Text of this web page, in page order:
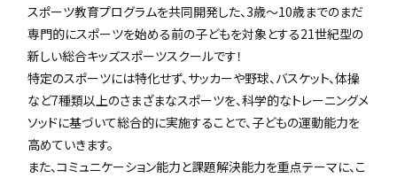
スポーツ教育プログラムを共同開発した、3歳〜10歳までのまだ
専門的にスポーツを始める前の子どもを対象とする21世紀型の
新しい総合キッズスポーツスクールです！
特定のスポーツには特化せず、サッカーや野球、バスケット、体操
など7種類以上のさまざまなスポーツを、科学的なトレーニングメ
ソッドに基づいて総合的に実施することで、子どもの運動能力を
高めていきます。
また、コミュニケーション能力と課題解決能力を重点テーマに、こ